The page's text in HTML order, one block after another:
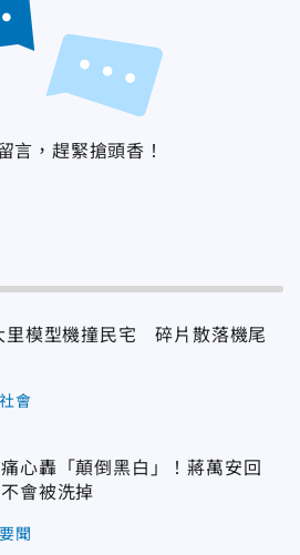
言，趕緊搶頭香！
里模型機撞民宅 碎片散落機尾
社會
心轟「顛倒黑白」！蔣萬安回
會被洗掉
要聞